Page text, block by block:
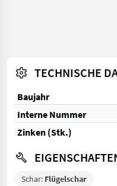
TECHNISCHE
Baujahr
Interne Nummer
Zinken (Stk.)
Schar: Flügelschar